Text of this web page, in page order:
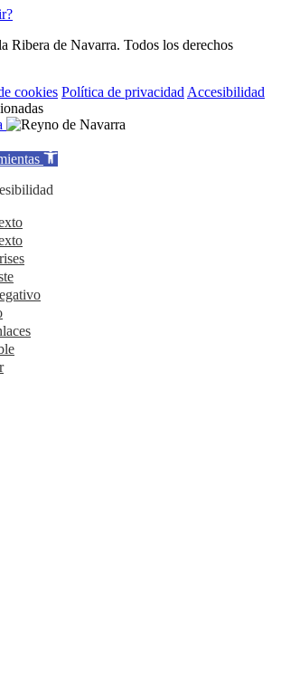
Ribera de Navarra. Todos los derechos
cookies Política de privacidad Accesibilidad